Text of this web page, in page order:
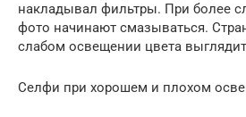
накладывал фильтры. При более
фото начинают смазываться.
слабом освещении цвета
Селфи при хорошем и плохом